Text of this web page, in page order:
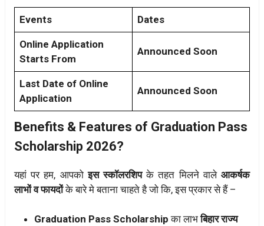
Events Dates
Online Application
Starts From
Announced Soon
Last Date of Online
Application
Announced Soon
Benefits & Features of Graduation Pass
Scholarship 2026?
यहां पर हम, आपकोइस स्कॉलरशिपके तहत मिलने वालेआकर्षक
लाभों व फायदोंके बारे मे बताना चाहते है जो कि, इस प्रकार से हैं –
Graduation Pass Scholarshipका लाभबिहार राज्य